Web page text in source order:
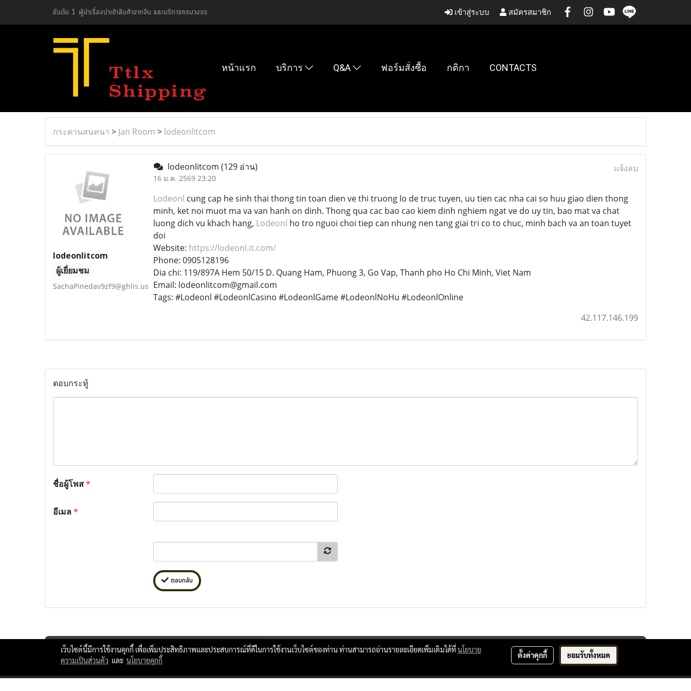
อันดับ 1 ผู้นำเรื่องนำเข้าสินค้าจากจีน และบริการครบวงจร เข้าสู่ระบบ สมัครสมาชิก
หน้าแรก บริการ Q&A ฟอร์มสั่งซื้อ กติกา CONTACTS
กระดานสนทนา > Jan Room > lodeonlitcom
lodeonlitcom
ผู้เยี่ยมชม
SachaPinedav9zf9@ghlis.us
lodeonlitcom (129 อ่าน)
16 ม.ค. 2569 23:20
แจ้งลบ
Lodeonl cung cap he sinh thai thong tin toan dien ve thi truong lo de truc tuyen, uu tien cac nha cai so huu giao dien thong
minh, ket noi muot ma va van hanh on dinh. Thong qua cac bao cao kiem dinh nghiem ngat ve do uy tin, bao mat va chat
luong dich vu khach hang, Lodeonl ho tro nguoi choi tiep can nhung nen tang giai tri co to chuc, minh bach va an toan tuyet
doi
Website: https://lodeonl.it.com/
Phone: 0905128196
Dia chi: 119/897A Hem 50/15 D. Quang Ham, Phuong 3, Go Vap, Thanh pho Ho Chi Minh, Viet Nam
Email: lodeonlitcom@gmail.com
Tags: #Lodeonl #LodeonlCasino #LodeonlGame #LodeonlNoHu #LodeonlOnline
42.117.146.199
ตอบกระทู้
ชื่อผู้โพส*
อีเมล*
ตอบกลับ
เว็บไซต์นี้มีการใช้งานคุกกี้ เพื่อเพิ่มประสิทธิภาพและประสบการณ์ที่ดีในการใช้งานเว็บไซต์ของท่าน ท่านสามารถอ่านรายละเอียดเพิ่มเติมได้ที่นโยบาย
ความเป็นส่วนตัว และ นโยบายคุกกี้
ตั้งค่าคุกกี้ ยอมรับทั้งหมด